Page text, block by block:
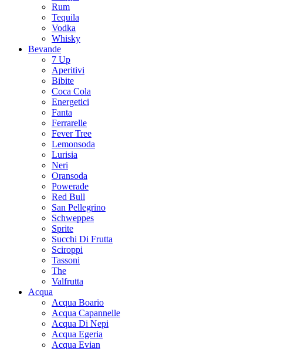
Rum
Tequila
Vodka
Whisky
Bevande
7 Up
Aperitivi
Bibite
Coca Cola
Energetici
Fanta
Ferrarelle
Fever Tree
Lemonsoda
Lurisia
Neri
Oransoda
Powerade
Red Bull
San Pellegrino
Schweppes
Sprite
Succhi Di Frutta
Sciroppi
Tassoni
The
Valfrutta
Acqua
Acqua Boario
Acqua Capannelle
Acqua Di Nepi
Acqua Egeria
Acqua Evian